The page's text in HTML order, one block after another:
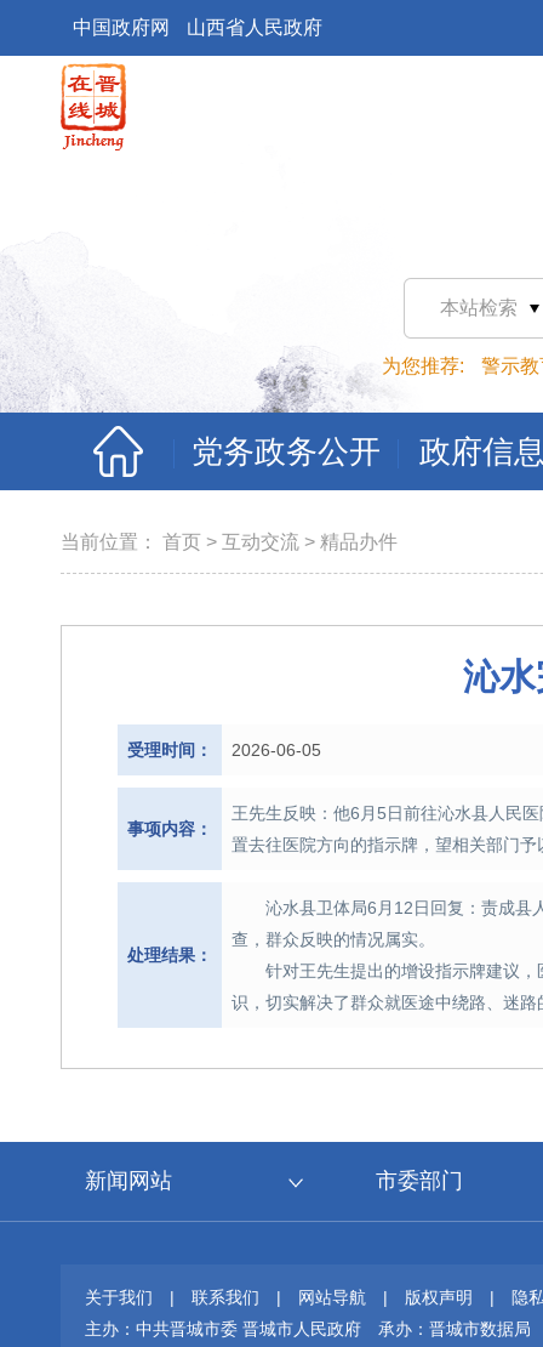
中国政府网 山西省人民政府
本站检索
为您推荐: 警示教
党务政务公开 政府信
当前位置： 首页 > 互动交流 > 精品办件
沁
受理时间： 2026-06-05
事项内容：
王先生反映：他6月5日前往沁水县人民
置去往医院方向的指示牌，望相关部门予
处理结果：
沁水县卫体局6月12日回复：责成县
查，群众反映的情况属实。
针对王先生提出的增设指示牌建议
识，切实解决了群众就医途中绕路、迷
新闻网站 市委部门
关于我们 | 联系我们 | 网站导航 | 版权声明 |
隐
主办：中共晋城市委 晋城市人民政府
承办：晋城市数据局